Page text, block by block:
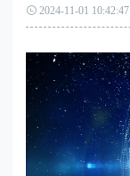
2024-11-01 10:42:47